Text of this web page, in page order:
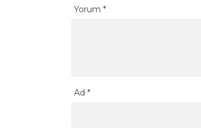
Yorum *
Ad *